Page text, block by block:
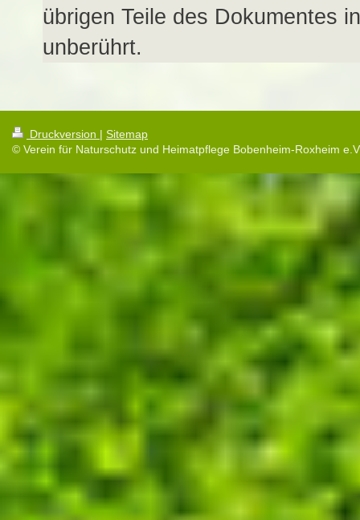
übrigen Teile des Dokumentes
unberührt.
Druckversion | Sitemap
© Verein für Naturschutz und Heimatpflege Bobenheim-Roxheim